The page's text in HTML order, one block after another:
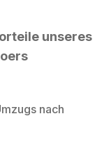
unseres
nach